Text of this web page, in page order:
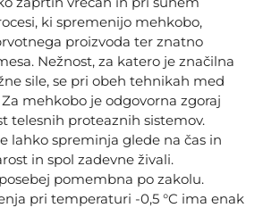
ki spremenijo mehkobo,
proizvoda ter znatno
Nežnost, za katero je značilna
sile, se pri obeh tehnikah med
mehkobo je odgovorna zgoraj
telesnih proteaznih sistemov.
lahko spreminja glede na čas in
in spol zadevne živali.
pomembna po zakolu.
pri temperaturi -0,5 °C ima enak